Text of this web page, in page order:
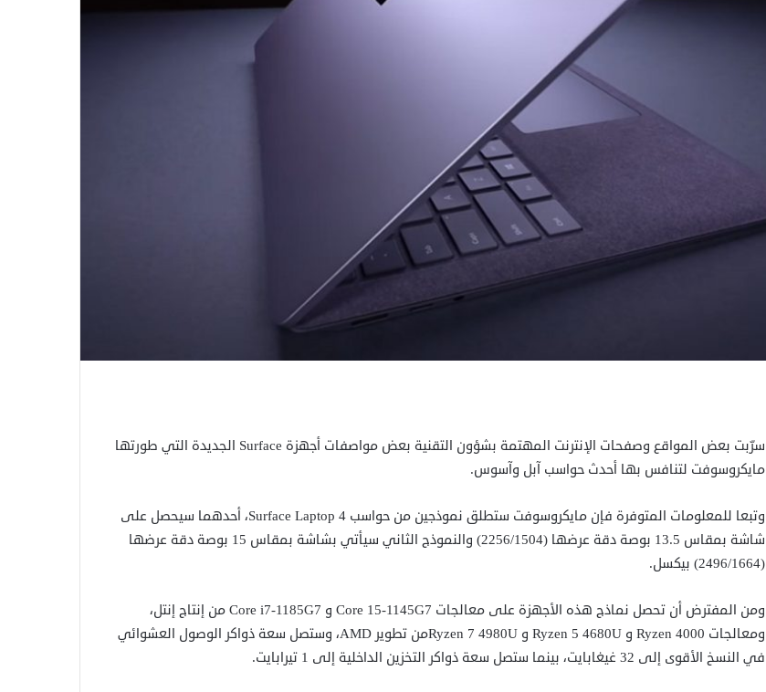
سرّبت بعض المواقع وصفحات الإنترنت المهتمة بشؤون التقنية بعض مواصفات أجهزة Surface الجديدة التي طورتها
مايكروسوفت لتنافس بها أحدث حواسب آبل وآسوس.
وتبعا للمعلومات المتوفرة فإن مايكروسوفت ستطلق نموذجين من حواسب Surface Laptop 4، أحدهما سيحصل على
شاشة بمقاس 13.5 بوصة دقة عرضها (2256/1504) والنموذج الثاني سيأتي بشاشة بمقاس 15 بوصة دقة عرضها
(2496/1664) بيكسل.
ومن المفترض أن تحصل نماذج هذه الأجهزة على معالجات Core 15-1145G7 و Core i7-1185G7 من إنتاج إنتل،
ومعالجات Ryzen 4000 و Ryzen 5 4680U و Ryzen 7 4980Uمن تطوير AMD، وستصل سعة ذواكر الوصول العشوائي
في النسخ الأقوى إلى 32 غيغابايت، بينما ستصل سعة ذواكر التخزين الداخلية إلى 1 تيرابايت.